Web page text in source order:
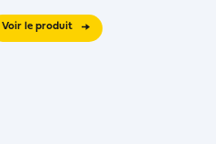
Voir le produit